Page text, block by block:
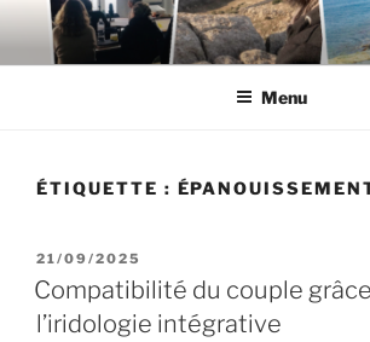
contenu
Menu
ÉTIQUETTE :
PUBLIÉ
LE
21/09/2025
Compatibilité du couple
l’iridologie intégrative